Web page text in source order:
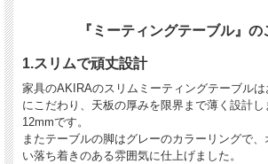
『ミーティングテーブル』の
1.スリムで頑丈設計
家具のAKIRAのスリムミーティングテーブルは
にこだわり、天板の厚みを限界まで薄く設計
12mmです。
またテーブルの脚はグレーのカラーリングで
い落ち着きのある雰囲気に仕上げました。